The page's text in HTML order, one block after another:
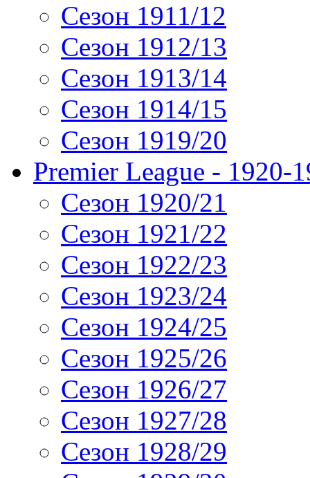
Сезон 1911/12
Сезон 1912/13
Сезон 1913/14
Сезон 1914/15
Сезон 1919/20
Premier League - 1920-
Сезон 1920/21
Сезон 1921/22
Сезон 1922/23
Сезон 1923/24
Сезон 1924/25
Сезон 1925/26
Сезон 1926/27
Сезон 1927/28
Сезон 1928/29